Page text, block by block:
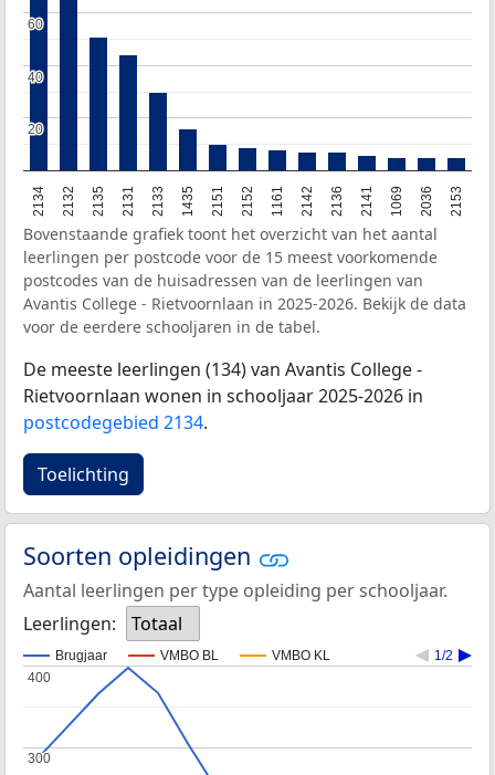
2134 2132 2135 2131 2133 1435 2151 2152 1161 2142 2136 2141 1069 2036 2153
20
20
40
40
60
60
Bovenstaande grafiek toont het overzicht van het aantal
leerlingen per postcode voor de 15 meest voorkomende
postcodes van de huisadressen van de leerlingen van
Avantis College - Rietvoornlaan in 2025-2026. Bekijk de data
voor de eerdere schooljaren in de tabel.
De meeste leerlingen (134) van Avantis College -
Rietvoornlaan wonen in schooljaar 2025-2026 in
postcodegebied 2134.
Toelichting
Soorten opleidingen
Aantal leerlingen per type opleiding per schooljaar.
Leerlingen:
Totaal
Brugjaar VMBO BL VMBO KL 1/2
300
300
400
400